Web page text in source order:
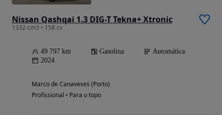
Nissan Qashqai 1.3 DIG-T Tekna+ Xtronic
1332 cm3 • 158 cv
49 797 km Gasolina
Automática
2024
Marco de Canaveses (Porto)
Profissional • Para o topo